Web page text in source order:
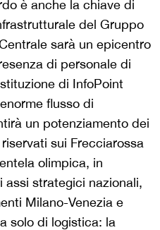
è anche la chiave di
del Gruppo
sarà un epicentro
di personale di
di InfoPoint
flusso di
un potenziamento dei
sui Frecciarossa
olimpica, in
strategici nazionali,
Milano-Venezia e
solo di logistica: la